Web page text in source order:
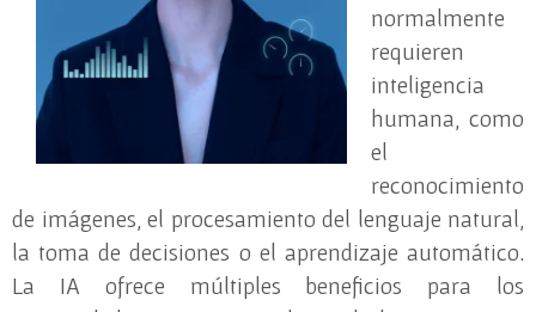
normalmente
requieren
inteligencia
humana, como
el
reconocimiento
de imágenes, el procesamiento del lenguaje natural,
la toma de decisiones o el aprendizaje automático.
La IA ofrece múltiples beneficios para los